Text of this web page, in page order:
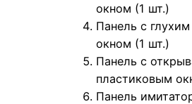
окном (1 шт.)
Панель с
окном (1 шт.)
Панель с
пластиковым
Панель